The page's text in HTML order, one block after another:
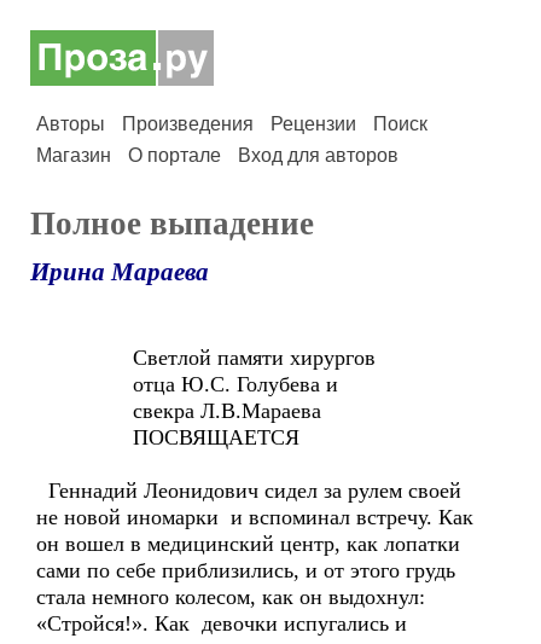
Авторы Произведения Рецензии
Поиск
Магазин
О портале Вход для авторов
Полное выпадение
Ирина Мараева
Светлой памяти хирургов
отца Ю.С. Голубева и
свекра Л.В.Мараева
ПОСВЯЩАЕТСЯ
Геннадий Леонидович сидел за рулем своей
не новой иномарки и вспоминал встречу. Как
он вошел в медицинский центр, как лопатки
сами по себе приблизились, и от этого грудь
стала немного колесом, как он выдохнул:
«Стройся!». Как девочки испугались и